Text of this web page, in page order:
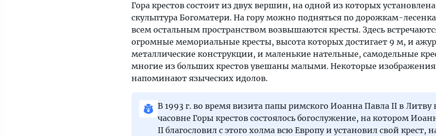
Гора крестов состоит из двух вершин, на одной из которых установлена
скульптура Богоматери. На гору можно подняться по дорожкам-
всем остальным пространством возвышаются кресты. Здесь
огромные мемориальные кресты, высота которых достигает 9 м, и
металлические конструкции, и маленькие нательные, самодельные
многие из больших крестов увешаны малыми. Некоторые изображения
напоминают языческих идолов.
В 1993 г. во время визита папы римского Иоанна Павла II в Литву
часовне Горы крестов состоялось богослужение, на котором
II благословил с этого холма всю Европу и установил свой крест,